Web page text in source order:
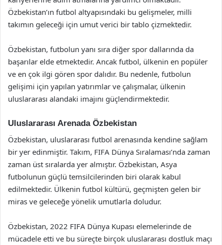
Özbekistan’ın futbol altyapısındaki bu gelişmeler, milli
takımın geleceği için umut verici bir tablo çizmektedir.
Özbekistan, futbolun yanı sıra diğer spor dallarında da
başarılar elde etmektedir. Ancak futbol, ülkenin en popüler
ve en çok ilgi gören spor dalıdır. Bu nedenle, futbolun
gelişimi için yapılan yatırımlar ve çalışmalar, ülkenin
uluslararası alandaki imajını güçlendirmektedir.
Uluslararası Arenada Özbekistan
Özbekistan, uluslararası futbol arenasında kendine sağlam
bir yer edinmiştir. Takım, FIFA Dünya Sıralaması’nda zaman
zaman üst sıralarda yer almıştır. Özbekistan, Asya
futbolunun güçlü temsilcilerinden biri olarak kabul
edilmektedir. Ülkenin futbol kültürü, geçmişten gelen bir
miras ve geleceğe yönelik umutlarla doludur.
Özbekistan, 2022 FIFA Dünya Kupası elemelerinde de
mücadele etti ve bu süreçte birçok uluslararası dostluk maçı